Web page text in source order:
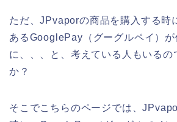
ただ、JPvaporの商品を購入する時
あるGooglePay（グーグルペイ）
に、、、と、考えている人もいるの
か？
そこでこちらのページでは、